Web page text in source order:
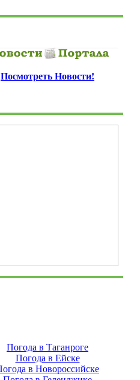
Посмотреть Новости!
Погода в Таганроге
Погода в Ейске
в Новороссийске